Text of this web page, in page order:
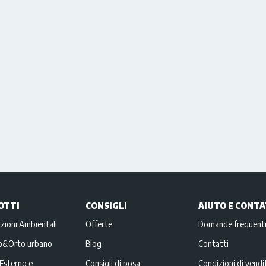
Ambientali
urbano
e
CONSIGLI
Offerte
Blog
Consigli di posa
AIUTO E
Domande frequenti
Contatti
Condizioni di